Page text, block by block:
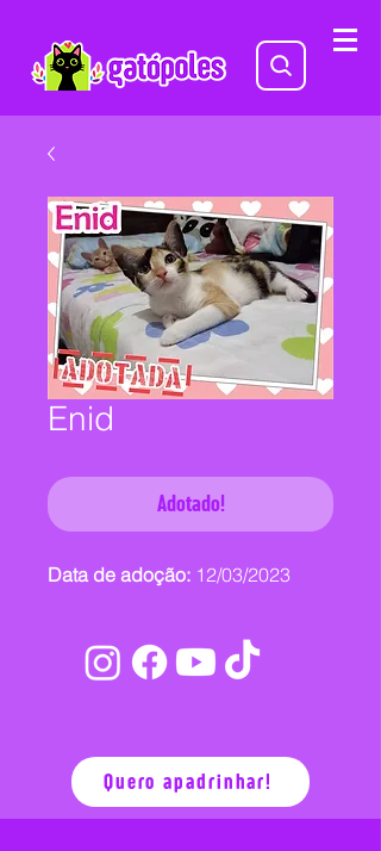
Enid
Adotado!
Data de adoção: 12/03/2023
Quero apadrinhar!